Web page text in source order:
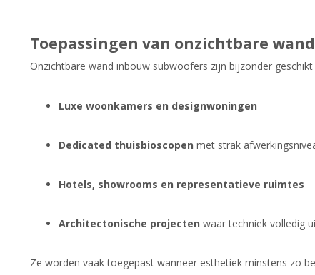
Toepassingen van onzichtbare
Onzichtbare wand inbouw subwoofers zijn bijzonder
Luxe woonkamers en designwoningen
Dedicated thuisbioscopen met strak
Hotels, showrooms en representatieve ruimtes
Architectonische projecten waar techniek volledig
Ze worden vaak toegepast wanneer esthetiek minstens zo